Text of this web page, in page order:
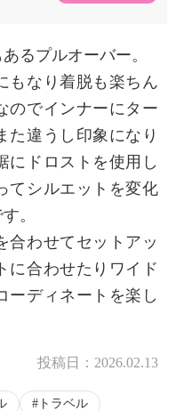
るプルオーバー。
もなり着脱も楽ちん
のでインナーにター
た違うし印象になり
にドロストを使用し
てシルエットを変化
。
合わせてセットアッ
に合わせたりワイド
ーディネートを楽し
投稿日： 2026.02.13
トラベル